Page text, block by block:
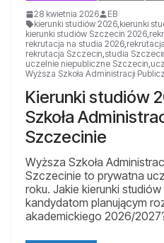
28 kwietnia 2026
EB
kierunki studiów 2026,kierunki
kierunki studiów Szczecin 2026,
rekrutacja na studia 2026,
rekrutacja Szczecin,studia
uczelnie niepubliczne Szczecin,
Wyższa Szkoła Administracji
Kierunki studiów
Szkoła
Szczecinie
Wyższa Szkoła
Szczecinie to prywatna
roku. Jakie kierunki
kandydatom planującym
akademickiego 2026/